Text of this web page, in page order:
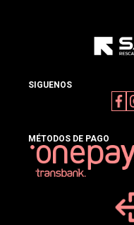
SIGUENOS
MÉTODOS DE PAGO